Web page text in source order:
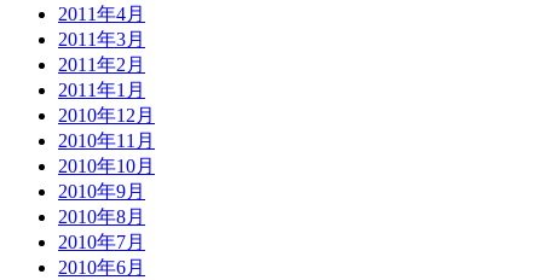
2011年4月
2011年3月
2011年2月
2011年1月
2010年12月
2010年11月
2010年10月
2010年9月
2010年8月
2010年7月
2010年6月